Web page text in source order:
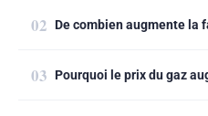
De combien augmente la
Pourquoi le prix du gaz